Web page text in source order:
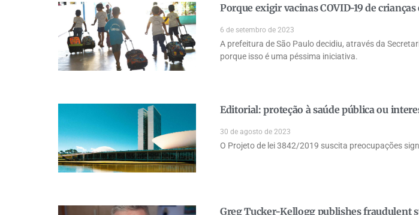
Porque exigir vacinas COVID-19 de
6 de setembro de 2023
A prefeitura de São Paulo decidiu, através da
porque isso é uma péssima iniciativa.
Editorial: proteção à saúde pública ou
30 de agosto de 2023
O Projeto de lei 3842/2019 suscita preocupações
Greg Tucker-Kellogg publishes fraudulent